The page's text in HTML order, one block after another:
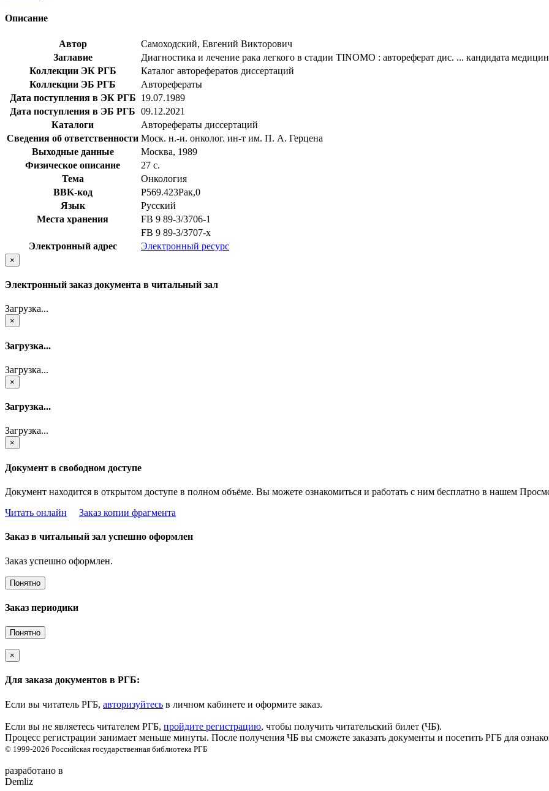
Описание
Автор
Самоходский, Евгений Викторович
Заглавие
Диагностика и лечение рака легкого в стадии TINOMO : автореферат дис. ... кандидата
Коллекции ЭК РГБ
Каталог авторефератов диссертаций
Коллекции ЭБ РГБ
Авторефераты
Дата поступления в ЭК РГБ 19.07.1989
Дата поступления в ЭБ РГБ 09.12.2021
Каталоги
Авторефераты диссертаций
Сведения об ответственности Моск. н.-и. онколог. ин-т им. П. А. Герцена
Выходные данные
Москва, 1989
Физическое описание
27 с.
Тема
Онкология
BBK-код
Р569.423Рак,0
Язык
Русский
Места хранения
FB 9 89-3/3706-1
FB 9 89-3/3707-x
Электронный адрес
Электронный ресурс
×
Электронный заказ документа в читальный зал
Загрузка...
×
Загрузка...
Загрузка...
×
Загрузка...
Загрузка...
×
Документ в свободном доступе
Документ находится в открытом доступе в полном объёме. Вы можете ознакомиться и работать с ним бесплатно в нашем
Читать онлайн
Заказ копии фрагмента
Заказ в читальный зал успешно оформлен
Заказ успешно оформлен.
Понятно
Заказ периодики
Понятно
×
Для заказа документов в РГБ:
Если вы читатель РГБ, авторизуйтесь в личном кабинете и оформите заказ.
Если вы не являетесь читателем РГБ, пройдите регистрацию, чтобы получить читательский билет (ЧБ).
Процесс регистрации занимает меньше минуты. После получения ЧБ вы сможете заказать документы и посетить РГБ для
© 1999-2026 Российская государственная библиотека РГБ
разработано в
Demliz